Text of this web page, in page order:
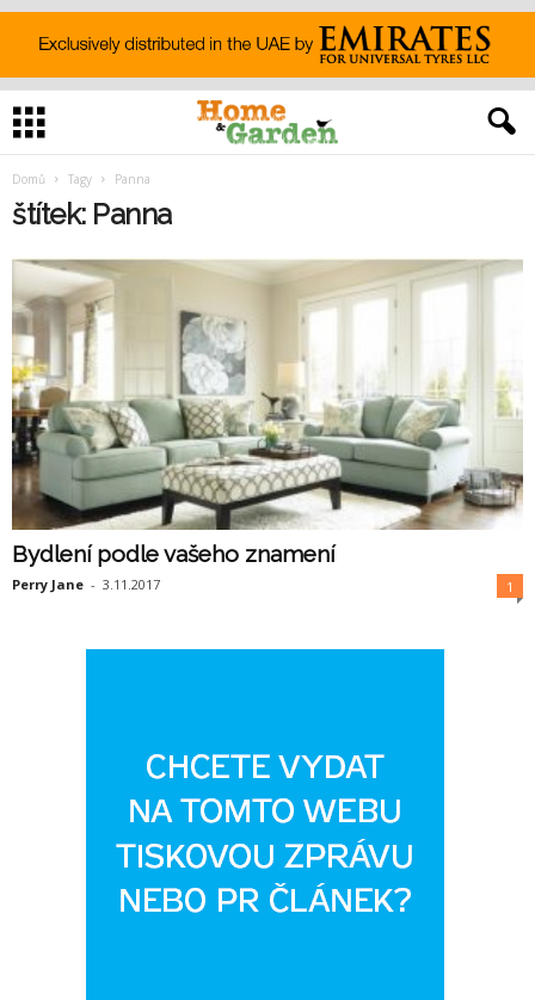
Domů Tagy Panna
štítek: Panna
Bydlení podle vašeho znamení
Perry Jane - 3.11.2017 1